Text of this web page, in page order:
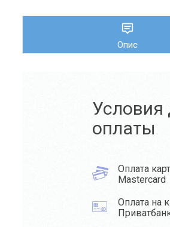
Опис
Условия
оплаты
Оплата
Mastercard
Оплата на